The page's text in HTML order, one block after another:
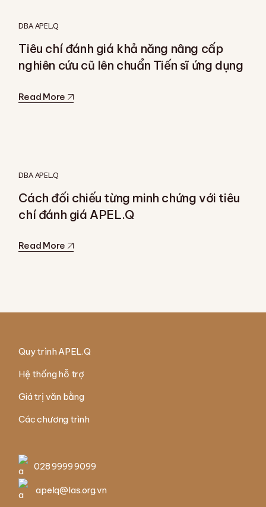
DBA APEL.Q
Tiêu chí đánh giá khả năng nâng cấp
nghiên cứu cũ lên chuẩn Tiến sĩ ứng dụng
Read More
DBA APEL.Q
Cách đối chiếu từng minh chứng với tiêu
chí đánh giá APEL.Q
Read More
Quy trình APEL.Q
Hệ thống hỗ trợ
Giá trị văn bằng
Các chương trình
028 9999 9099
apelq@las.org.vn